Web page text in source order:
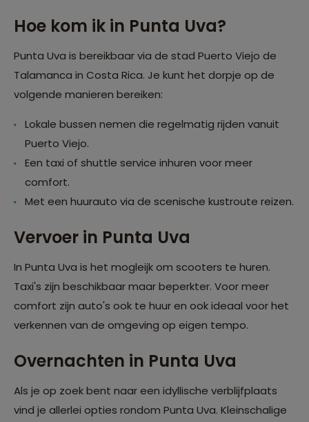
Hoe kom ik in Punta Uva?
Punta Uva is bereikbaar via de stad Puerto Viejo de
Talamanca in Costa Rica. Je kunt het dorpje op de
volgende manieren bereiken:
Lokale bussen nemen die regelmatig rijden vanuit
Puerto Viejo.
Een taxi of shuttle service inhuren voor meer
comfort.
Met een huurauto via de scenische kustroute reizen.
Vervoer in Punta Uva
In Punta Uva is het mogleijk om scooters te huren.
Taxi's zijn beschikbaar maar beperkter. Voor meer
comfort zijn auto's ook te huur en ook ideaal voor het
verkennen van de omgeving op eigen tempo.
Overnachten in Punta Uva
Als je op zoek bent naar een idyllische verblijfplaats
vind je allerlei opties rondom Punta Uva. Kleinschalige